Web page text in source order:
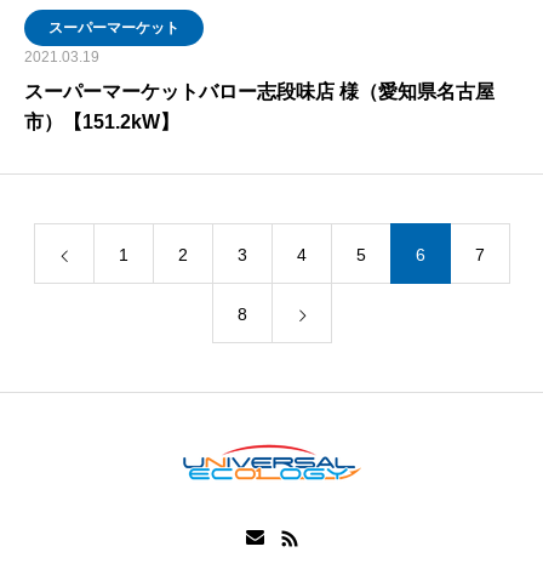
スーパーマーケット
2021.03.19
スーパーマーケットバロー志段味店 様（愛知県名古屋
市）【151.2kW】
1 2 3 4 5 6 7
8